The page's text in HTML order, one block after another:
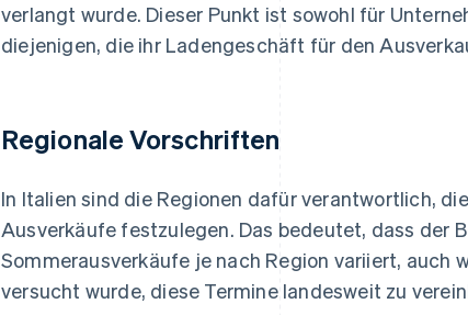
verlangt wurde. Dieser Punkt ist sowohl für
diejenigen, die ihr Ladengeschäft für den
Regionale Vorschriften
In Italien sind die Regionen dafür verantwortlich,
Ausverkäufe festzulegen. Das bedeutet, dass der
Sommerausverkäufe je nach Region variiert, auch
versucht wurde, diese Termine landesweit zu